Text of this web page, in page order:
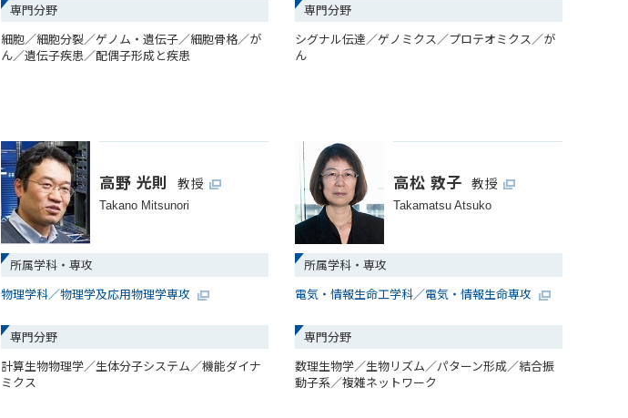
専門分野
細胞／細胞分裂／ゲノム・遺伝子／細胞骨格／が
ん／遺伝子疾患／配偶子形成と疾患
専門分野
シグナル伝達／ゲノミクス／プロテオミクス／が
ん
高野 光則 教授
Takano Mitsunori
所属学科・専攻
物理学科／物理学及応用物理学専攻
専門分野
計算生物物理学／生体分子システム／機能ダイナ
ミクス
高松 敦子 教授
Takamatsu Atsuko
所属学科・専攻
電気・情報生命工学科／電気・情報生命専攻
専門分野
数理生物学／生物リズム／パターン形成／結合振
動子系／複雑ネットワーク